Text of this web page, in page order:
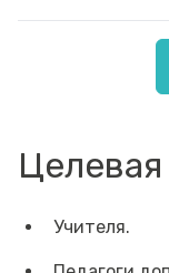
Учителя.